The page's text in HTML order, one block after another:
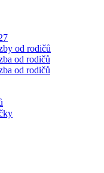
od rodičů
od rodičů
od rodičů